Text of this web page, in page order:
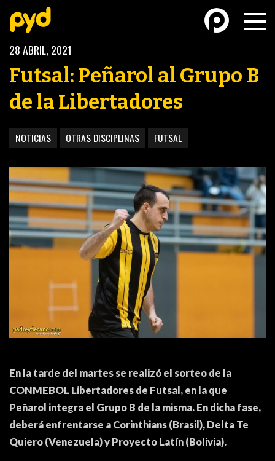
BASKETBALL FÚTBOL FEMENINO
FUTSAL FUTSAL FEMENINO
ACTUALIDAD
3ERA DIVISIÓN
FORMATIVAS
CONTENIDOS
COLUMNAS
ELECCIONES
OTROS DEPORTES
ATLETISMO
HANDBALL
MÁS DE PYD
HISTORIA
28 ABRIL, 2021
Futsal: Peñarol al Grupo B
de la Libertadores
NOTICIAS OTRAS DISCIPLINAS FUTSAL
En la tarde del martes se realizó el sorteo de la
CONMEBOL Libertadores de Futsal, en la que
Peñarol integra el Grupo B de la misma. En dicha fase,
deberá enfrentarse a Corinthians (Brasil), Delta Te
Quiero (Venezuela) y Proyecto Latín (Bolivia).